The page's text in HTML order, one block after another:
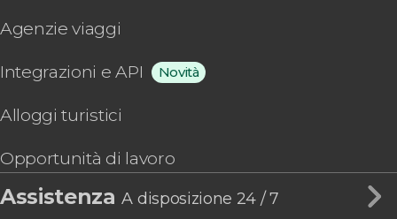
Agenzie viaggi
Integrazioni e API Novità
Alloggi turistici
Opportunità di lavoro
AssistenzaA disposizione 24 / 7